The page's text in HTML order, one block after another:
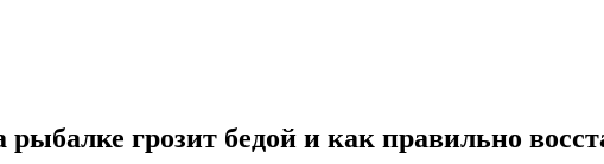
грозит бедой и как правильно